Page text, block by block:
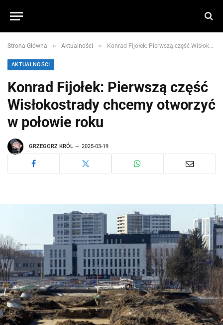
Strona Główna » Aktualności » Konrad Fijołek: Pierwszą część Wisłokostrady chcemy otworzyć w połowie roku
AKTUALNOŚCI
Konrad Fijołek: Pierwszą część
Wisłokostrady chcemy otworzyć
w połowie roku
GRZEGORZ KRÓL 2025-03-19